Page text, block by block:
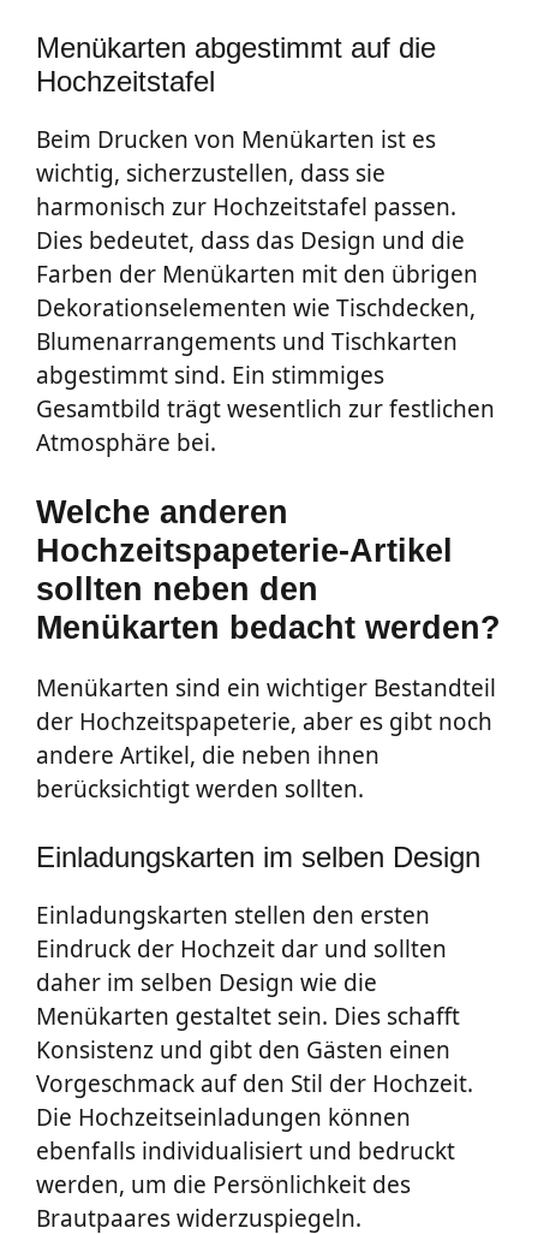
Menükarten abgestimmt auf die
Hochzeitstafel
Beim Drucken von Menükarten ist es
wichtig, sicherzustellen, dass sie
harmonisch zur Hochzeitstafel passen.
Dies bedeutet, dass das Design und die
Farben der Menükarten mit den übrigen
Dekorationselementen wie Tischdecken,
Blumenarrangements und Tischkarten
abgestimmt sind. Ein stimmiges
Gesamtbild trägt wesentlich zur festlichen
Atmosphäre bei.
Welche anderen
Hochzeitspapeterie-Artikel
sollten neben den
Menükarten bedacht werden?
Menükarten sind ein wichtiger Bestandteil
der Hochzeitspapeterie, aber es gibt noch
andere Artikel, die neben ihnen
berücksichtigt werden sollten.
Einladungskarten im selben Design
Einladungskarten stellen den ersten
Eindruck der Hochzeit dar und sollten
daher im selben Design wie die
Menükarten gestaltet sein. Dies schafft
Konsistenz und gibt den Gästen einen
Vorgeschmack auf den Stil der Hochzeit.
Die Hochzeitseinladungen können
ebenfalls individualisiert und bedruckt
werden, um die Persönlichkeit des
Brautpaares widerzuspiegeln.